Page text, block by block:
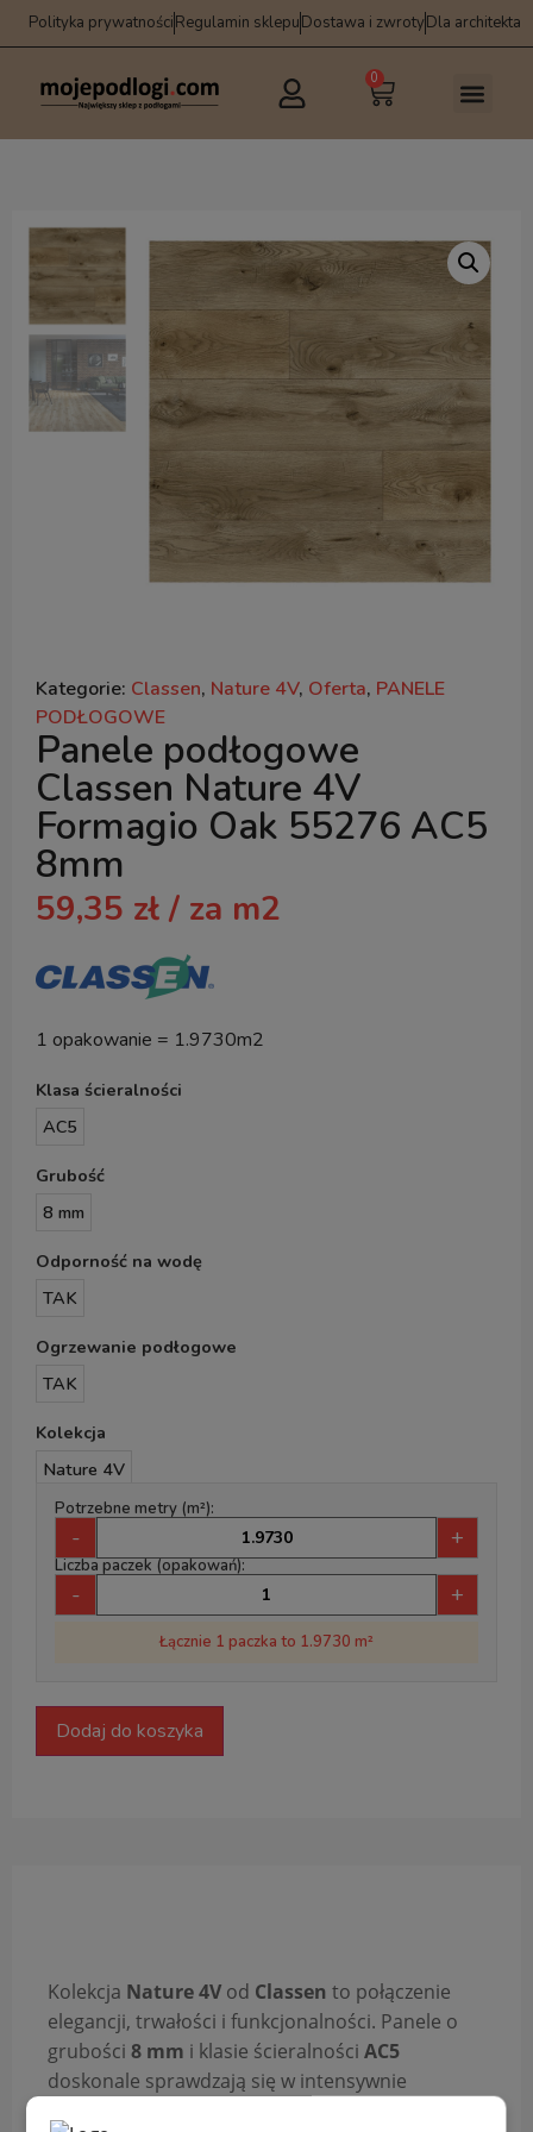
Polityka prywatnościRegulamin sklepuDostawa i zwrotyDla architekta
0
Kategorie: Classen, Nature 4V, Oferta, PANELE
PODŁOGOWE
Panele podłogowe
Classen Nature 4V
Formagio Oak 55276 AC5
8mm
59,35 zł / za m2
1 opakowanie = 1.9730m2
Klasa ścieralności
AC5
Grubość
8 mm
Odporność na wodę
TAK
Ogrzewanie podłogowe
TAK
Kolekcja
Nature 4V
Potrzebne metry (m²):
- +
Liczba paczek (opakowań):
- +
Łącznie 1 paczka to 1.9730 m²
Dodaj do koszyka
Kolekcja Nature 4V od Classen to połączenie
elegancji, trwałości i funkcjonalności. Panele o
grubości 8 mm i klasie ścieralności AC5
doskonale sprawdzają się w intensywnie